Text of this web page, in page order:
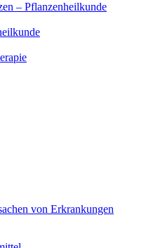
– Pflanzenheilkunde
von Erkrankungen